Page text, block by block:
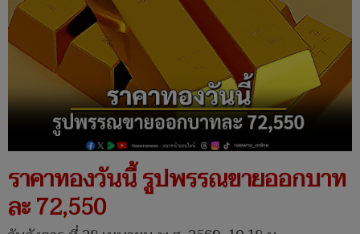
ราคาทองวันนี้ รูปพรรณขายออกบาท
ละ 72,550